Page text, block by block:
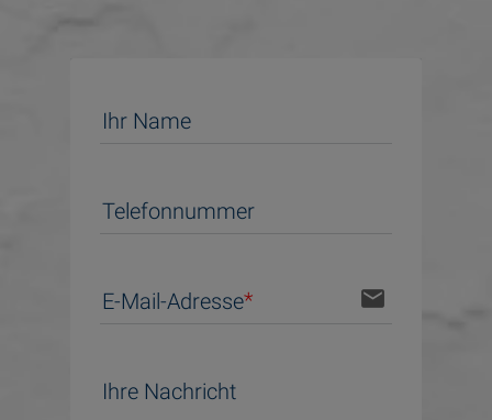
Ihr Name
Telefonnummer
E-Mail-Adresse email
Ihre Nachricht